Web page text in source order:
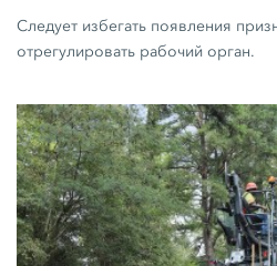
Следует избегать появления
отрегулировать рабочий орган.